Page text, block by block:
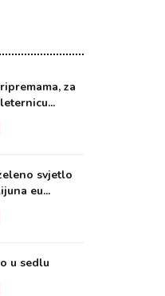
za
svjetlo
eu...
u sedlu